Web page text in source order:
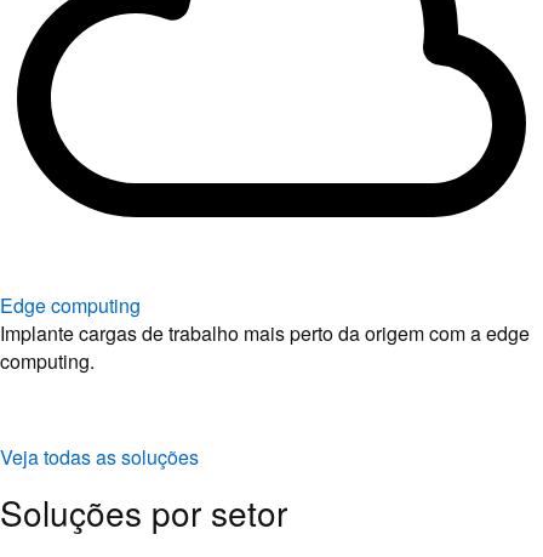
Edge computing
Implante cargas de trabalho mais perto da origem com a edge
computing.
Veja todas as soluções
Soluções por setor